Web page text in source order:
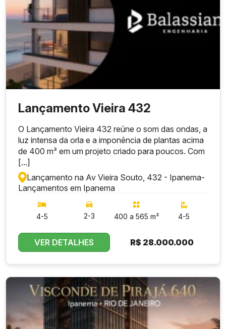
Lançamento Vieira 432
O Lançamento Vieira 432 reúne o som das ondas, a
luz intensa da orla e a imponência de plantas acima
de 400 m² em um projeto criado para poucos. Com
[...]
Lançamento na Av Vieira Souto, 432 - Ipanema-
Lançamentos em Ipanema
4-5 2-3 400 a 565 m² 4-5
VER DETALHES R$ 28.000.000